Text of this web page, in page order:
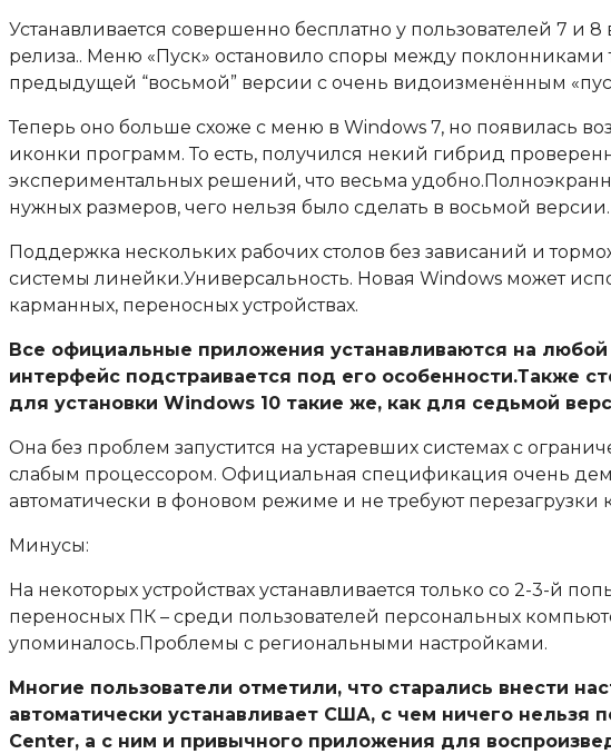
Устанавливается совершенно бесплатно у пользователей 7 и
релиза.. Меню «Пуск» остановило споры между
предыдущей “восьмой” версии с очень видоизменённым
Теперь оно больше схоже с меню в Windows 7, но появилась
иконки программ. То есть, получился некий гибрид
экспериментальных решений, что весьма
нужных размеров, чего нельзя было сделать в восьмой версии.
Поддержка нескольких рабочих столов без зависаний и
системы линейки.Универсальность. Новая Windows может
карманных, переносных устройствах.
Все официальные приложения устанавливаются на
интерфейс подстраивается под его особенности.Также
для установки Windows 10 такие же, как для седьмой
Она без проблем запустится на устаревших системах с
слабым процессором. Официальная спецификация очень
автоматически в фоновом режиме и не требуют перезагрузки
Минусы:
На некоторых устройствах устанавливается только со 2-3-й
переносных ПК – среди пользователей персональных
упоминалось.Проблемы с региональными настройками.
Многие пользователи отметили, что старались внести
автоматически устанавливает США, с чем ничего нельзя
Center, а с ним и привычного приложения для